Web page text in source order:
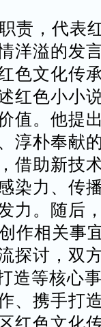
责，代表
洋溢的发
色文化传
红色小小
值。他提
淳朴奉献
借助新技
染力、传
力。随后
作相关事
探讨，双
造等核心
、携手打